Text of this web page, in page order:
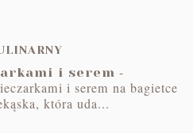
i serem -
i serem na bagietce
która uda...